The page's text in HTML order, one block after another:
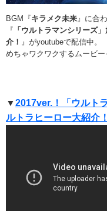
BGM『キラメク未来』に合
『 「ウルトラマンシリーズ
介！ 』がyoutubeで配信中。
めちゃワクワクするムービー
▼2017ver.！「ウルト
ルトラヒーロー大紹介！